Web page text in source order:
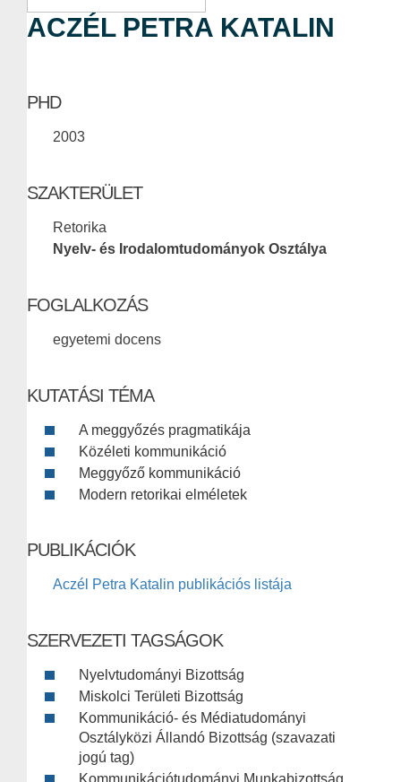
ACZÉL PETRA KATALIN
PHD
2003
SZAKTERÜLET
Retorika
Nyelv- és Irodalomtudományok Osztálya
FOGLALKOZÁS
egyetemi docens
KUTATÁSI TÉMA
A meggyőzés pragmatikája
Közéleti kommunikáció
Meggyőző kommunikáció
Modern retorikai elméletek
PUBLIKÁCIÓK
Aczél Petra Katalin publikációs listája
SZERVEZETI TAGSÁGOK
Nyelvtudományi Bizottság
Miskolci Területi Bizottság
Kommunikáció- és Médiatudományi
Osztályközi Állandó Bizottság (szavazati
jogú tag)